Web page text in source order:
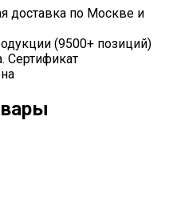
доставка по Москве и
(9500+ позиций)
Сертификат